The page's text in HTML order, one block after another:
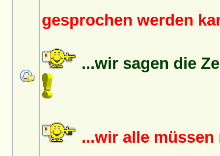
gesprochen werden
...wir sagen die
...wir alle